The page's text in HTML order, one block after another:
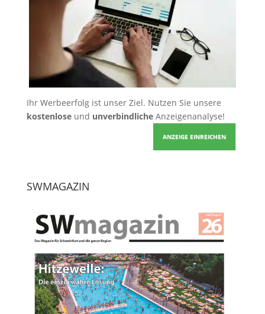
Ihr Werbeerfolg ist unser Ziel. Nutzen Sie unsere
kostenloseund unverbindlicheAnzeigenanalyse!
ANZEIGE EINREICHEN
SWMAGAZIN